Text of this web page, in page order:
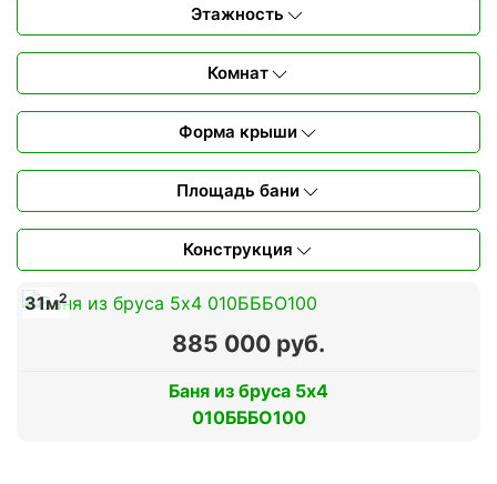
Этажность
Комнат
Форма крыши
Площадь бани
Конструкция
31м2
885 000 руб.
Баня из бруса 5х4
010БББО100